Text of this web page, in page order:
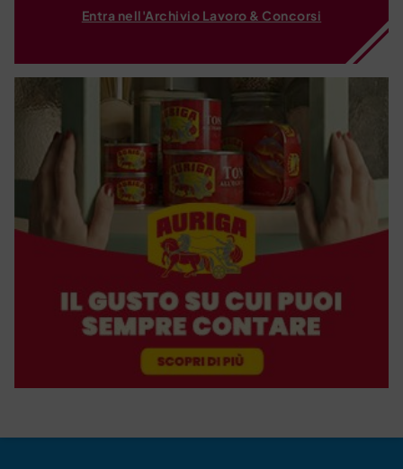
Entra nell'Archivio Lavoro & Concorsi